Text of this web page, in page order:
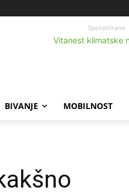
Sponzorirano
BIVANJE MOBILNOST